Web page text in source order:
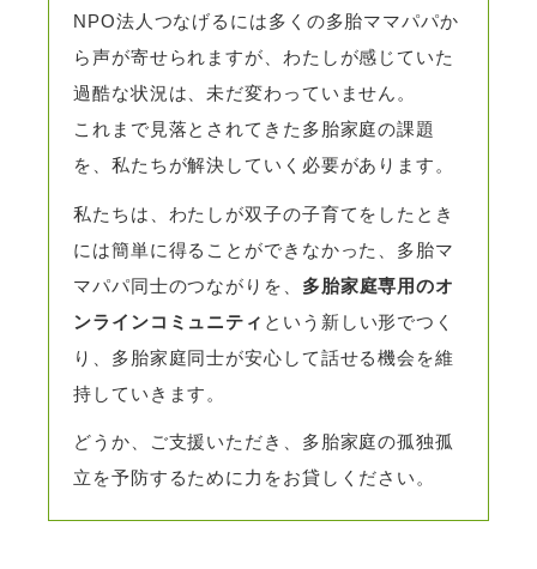
NPO法人つなげるには多くの多胎ママパパか
ら声が寄せられますが、わたしが感じていた
過酷な状況は、未だ変わっていません。
これまで見落とされてきた多胎家庭の課題
を、私たちが解決していく必要があります。
私たちは、わたしが双子の子育てをしたとき
には簡単に得ることができなかった、多胎マ
マパパ同士のつながりを、 多胎家庭専用のオ
ンラインコミュニティ という新しい形でつく
り、多胎家庭同士が安心して話せる機会を維
持していきます。
どうか、ご支援いただき、多胎家庭の孤独孤
立を予防するために力をお貸しください。